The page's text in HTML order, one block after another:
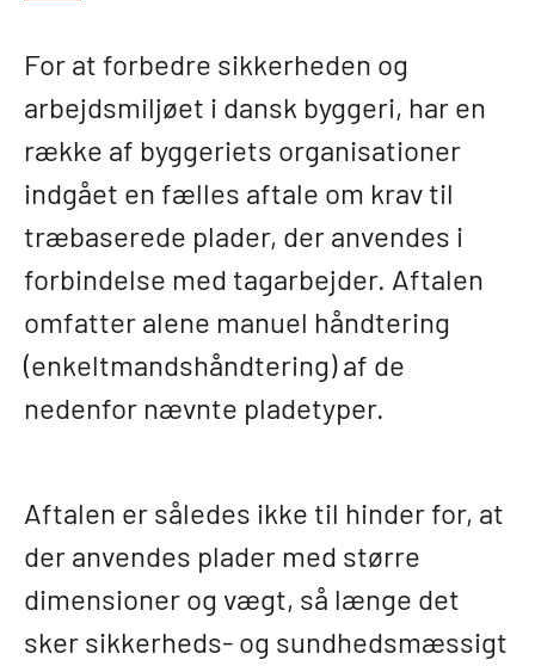
For at forbedre sikkerheden og
arbejdsmiljøet i dansk byggeri, har en
række af byggeriets organisationer
indgået en fælles aftale om krav til
træbaserede plader, der anvendes i
forbindelse med tagarbejder. Aftalen
omfatter alene manuel håndtering
(enkeltmandshåndtering) af de
nedenfor nævnte pladetyper.
Aftalen er således ikke til hinder for, at
der anvendes plader med større
dimensioner og vægt, så længe det
sker sikkerheds- og sundhedsmæssigt